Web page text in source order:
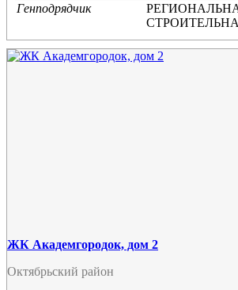
Генподрядчик
ЖК Академгородок, дом 2
Октябрьский район